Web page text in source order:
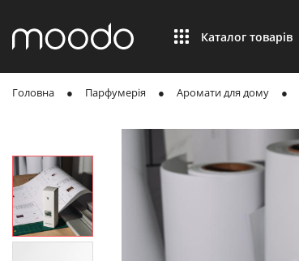
Каталог товарів
Головна Парфумерія Аромати для дому